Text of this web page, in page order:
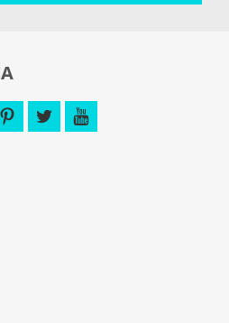
pinterest
twitteryoutube